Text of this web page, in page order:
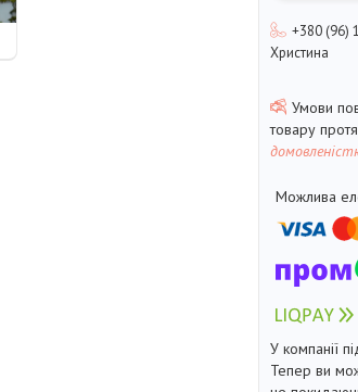
+380 (96)
Христина
товару
У компанії
Тепер ви